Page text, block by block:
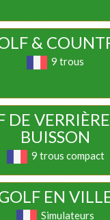
&
9 trous
DE
BUISSON
9 trous compact
EN
Simulateurs